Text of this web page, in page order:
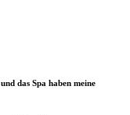
das Spa haben meine